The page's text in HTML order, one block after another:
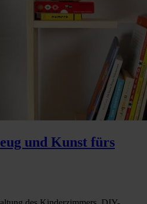
und Kunst fürs